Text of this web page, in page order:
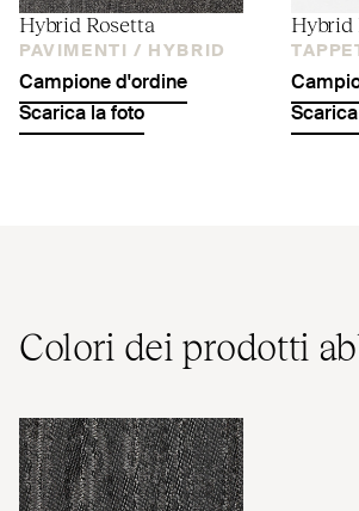
Hybrid Rosetta
PAVIMENTI / HYBRID
Campione d'ordine
Scarica la foto
Hybrid
Colori dei prodotti